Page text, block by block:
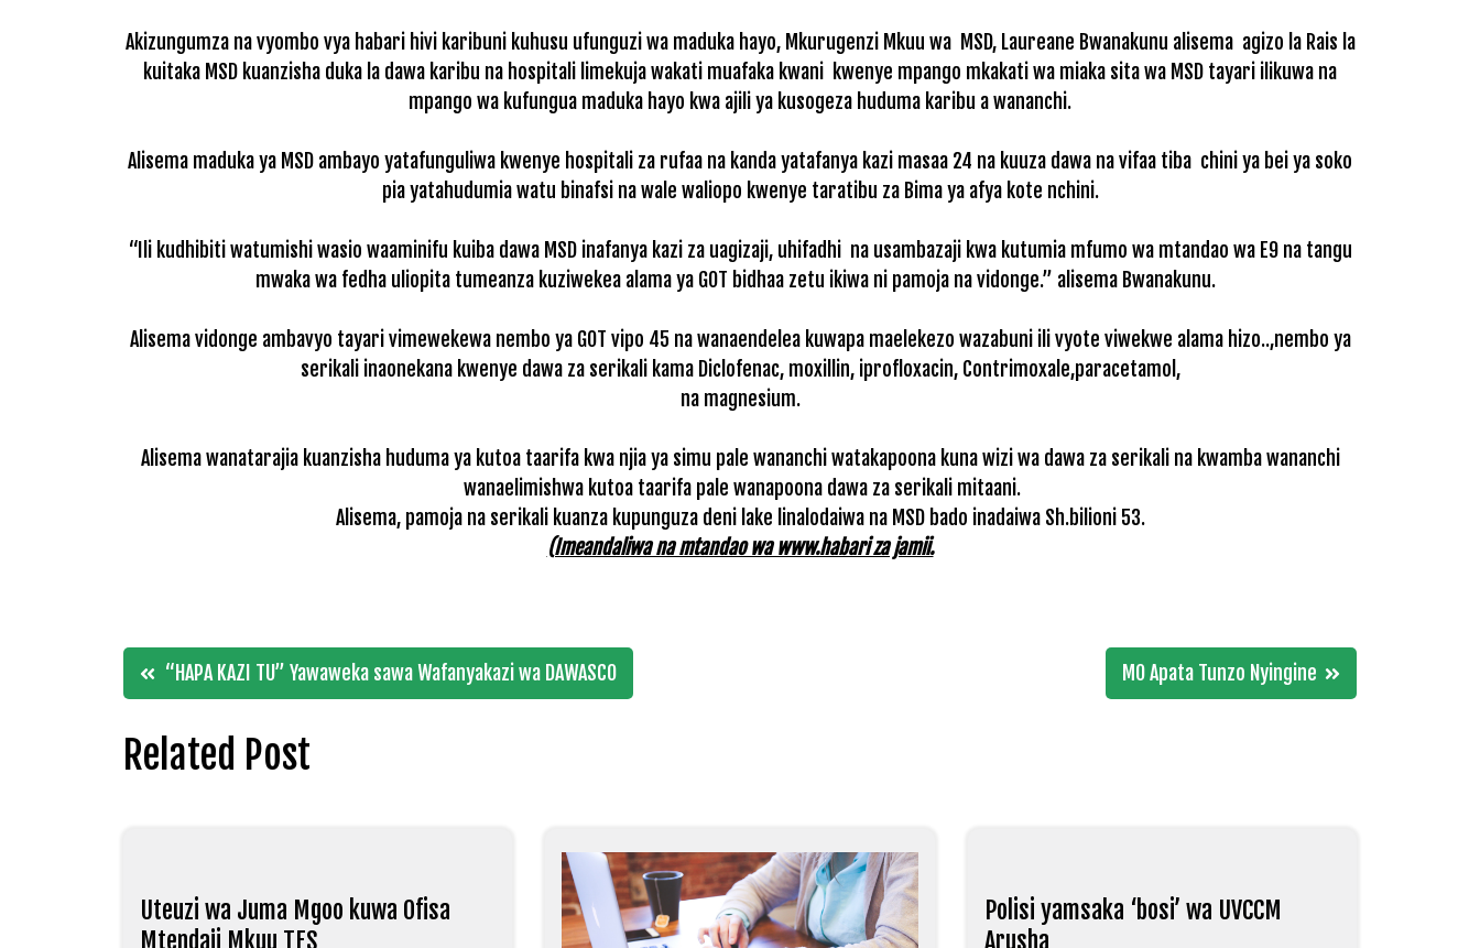
Akizungumza na vyombo vya habari hivi karibuni kuhusu ufunguzi wa maduka hayo, Mkurugenzi Mkuu wa MSD, Laureane Bwanakunu alisema agizo la Rais la
kuitaka MSD kuanzisha duka la dawa karibu na hospitali limekuja wakati muafaka kwani kwenye mpango mkakati wa miaka sita wa MSD tayari ilikuwa na
mpango wa kufungua maduka hayo kwa ajili ya kusogeza huduma karibu a wananchi.
Alisema maduka ya MSD ambayo yatafunguliwa kwenye hospitali za rufaa na kanda yatafanya kazi masaa 24 na kuuza dawa na vifaa tiba chini ya bei ya soko
pia yatahudumia watu binafsi na wale waliopo kwenye taratibu za Bima ya afya kote nchini.
“Ili kudhibiti watumishi wasio waaminifu kuiba dawa MSD inafanya kazi za uagizaji, uhifadhi na usambazaji kwa kutumia mfumo wa mtandao wa E9 na tangu
mwaka wa fedha uliopita tumeanza kuziwekea alama ya GOT bidhaa zetu ikiwa ni pamoja na vidonge.” alisema Bwanakunu.
Alisema vidonge ambavyo tayari vimewekewa nembo ya GOT vipo 45 na wanaendelea kuwapa maelekezo wazabuni ili vyote viwekwe alama hizo..,nembo ya
serikali inaonekana kwenye dawa za serikali kama Diclofenac, moxillin, iprofloxacin, Contrimoxale,paracetamol,
na magnesium.
Alisema wanatarajia kuanzisha huduma ya kutoa taarifa kwa njia ya simu pale wananchi watakapoona kuna wizi wa dawa za serikali na kwamba wananchi
wanaelimishwa kutoa taarifa pale wanapoona dawa za serikali mitaani.
Alisema, pamoja na serikali kuanza kupunguza deni lake linalodaiwa na MSD bado inadaiwa Sh.bilioni 53.
(Imeandaliwa na mtandao wa www.habari za jamii.
Post
navigation
“HAPA KAZI TU” Yawaweka sawa Wafanyakazi wa DAWASCO MO Apata Tunzo Nyingine
Related Post
Uteuzi wa Juma Mgoo kuwa Ofisa
Mtendaji Mkuu TFS
Polisi yamsaka ‘bosi’ wa UVCCM
Arusha